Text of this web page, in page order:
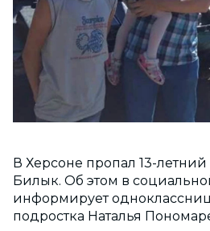
В Херсоне пропал 13-
Билык. Об этом в
информирует
подростка Наталья